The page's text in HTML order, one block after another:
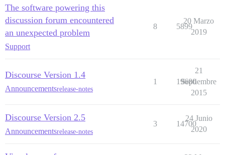
The software powering this
discussion forum encountered
an unexpected problem
Support
8 5899
20 Marzo
2019
Discourse Version 1.4
Announcementsrelease-notes
1 19680
21
Septiembre
2015
Discourse Version 2.5
Announcementsrelease-notes
3 14700
24 Junio
2020